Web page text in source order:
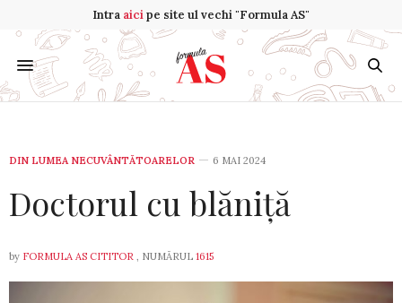
Intra aicipe site ul vechi "Formula AS"
DIN LUMEA NECUVÂNTĂTOARELOR 6 MAI 2024
Doctorul cu blăniță
by FORMULA AS CITITOR , NUMĂRUL 1615